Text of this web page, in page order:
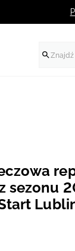
sezonu